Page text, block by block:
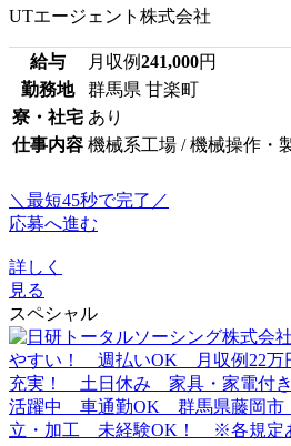
UTエージェント株式会社
給与 月収例241,000円
勤務地
群馬県 甘楽町
寮・社宅 あり
仕事内容 機械系工場 / 機械操作・
＼最短45秒で完了／
応募へ進む
詳しく
見る
スペシャル